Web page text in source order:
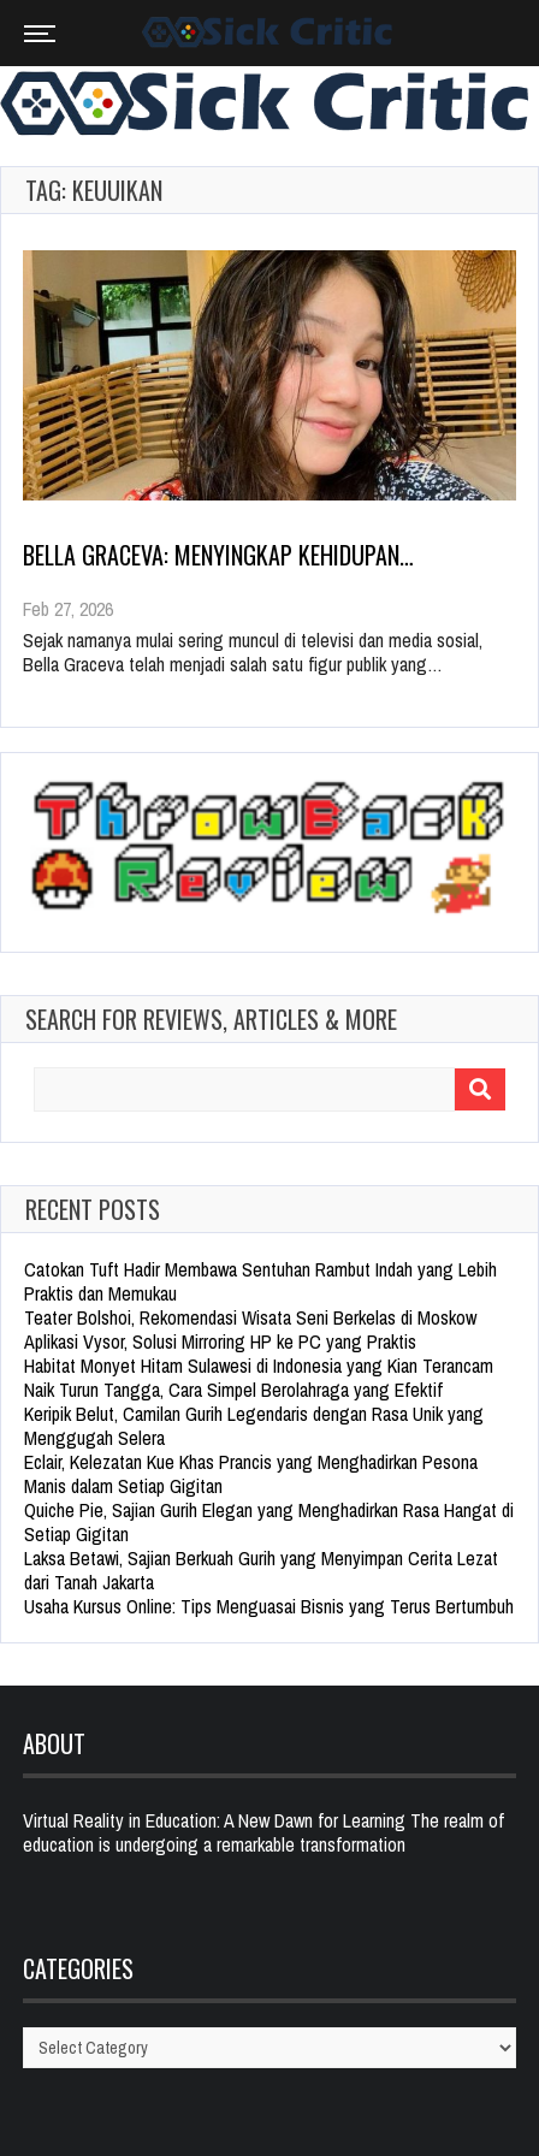
TAG: KEUUIKAN
BELLA GRACEVA: MENYINGKAP KEHIDUPAN…
Feb 27, 2026
Sejak namanya mulai sering muncul di televisi dan media sosial,
Bella Graceva telah menjadi salah satu figur publik yang…
SEARCH FOR REVIEWS, ARTICLES & MORE
RECENT POSTS
Catokan Tuft Hadir Membawa Sentuhan Rambut Indah yang Lebih
Praktis dan Memukau
Teater Bolshoi, Rekomendasi Wisata Seni Berkelas di Moskow
Aplikasi Vysor, Solusi Mirroring HP ke PC yang Praktis
Habitat Monyet Hitam Sulawesi di Indonesia yang Kian Terancam
Naik Turun Tangga, Cara Simpel Berolahraga yang Efektif
Keripik Belut, Camilan Gurih Legendaris dengan Rasa Unik yang
Menggugah Selera
Eclair, Kelezatan Kue Khas Prancis yang Menghadirkan Pesona
Manis dalam Setiap Gigitan
Quiche Pie, Sajian Gurih Elegan yang Menghadirkan Rasa Hangat di
Setiap Gigitan
Laksa Betawi, Sajian Berkuah Gurih yang Menyimpan Cerita Lezat
dari Tanah Jakarta
Usaha Kursus Online: Tips Menguasai Bisnis yang Terus Bertumbuh
ABOUT
Virtual Reality in Education: A New Dawn for Learning The realm of
education is undergoing a remarkable transformation
CATEGORIES
Categories